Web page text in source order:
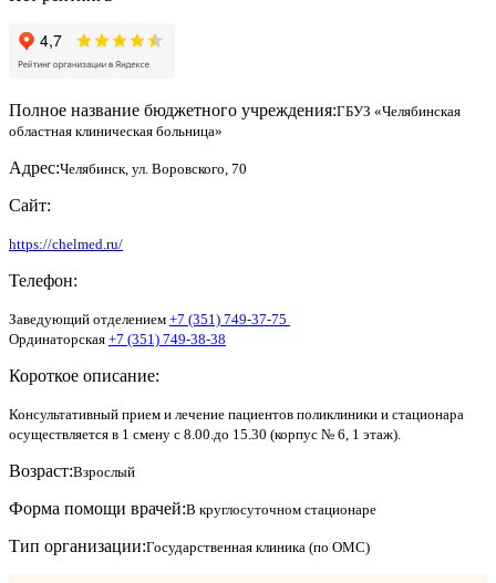
Полное название бюджетного учреждения:ГБУЗ «Челябинская
областная клиническая больница»
Адрес:Челябинск, ул. Воровского, 70
Сайт:
https://chelmed.ru/
Телефон:
Заведующий отделением +7 (351) 749-37-75
Ординаторская +7 (351) 749-38-38
Короткое описание:
Консультативный прием и лечение пациентов поликлиники и стационара
осуществляется в 1 смену с 8.00.до 15.30 (корпус № 6, 1 этаж).
Возраст:Взрослый
Форма помощи врачей:В круглосуточном стационаре
Тип организации:Государственная клиника (по ОМС)